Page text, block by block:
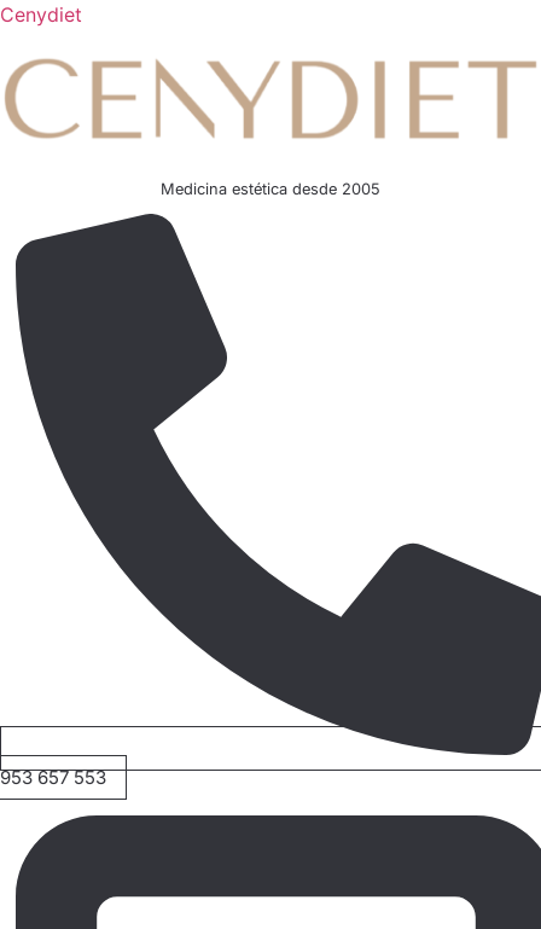
Cenydiet
Medicina estética desde 2005
953 657 553